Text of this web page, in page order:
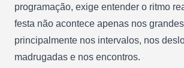
programação, exige entender o ritmo
festa não acontece apenas nos
principalmente nos intervalos, nos
madrugadas e nos encontros.